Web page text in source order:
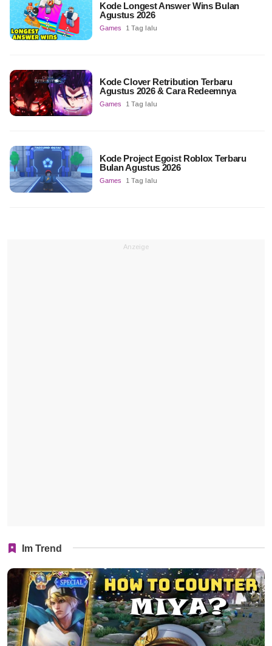
Kode Longest Answer Wins Bulan
Agustus 2026
Games 1 Tag lalu
Kode Clover Retribution Terbaru
Agustus 2026 & Cara Redeemnya
Games 1 Tag lalu
Kode Project Egoist Roblox Terbaru
Bulan Agustus 2026
Games 1 Tag lalu
Anzeige
Im Trend